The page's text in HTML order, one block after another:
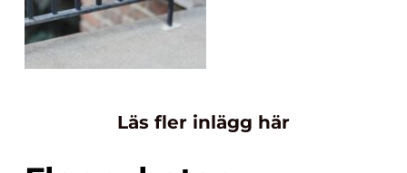
Läs fler inlägg här